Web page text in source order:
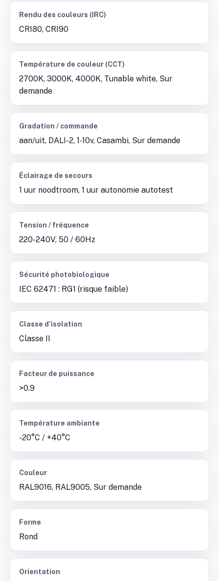
Rendu des couleurs (IRC)
CRI80, CRI90
Température de couleur (CCT)
2700K, 3000K, 4000K, Tunable white, Sur
demande
Gradation / commande
aan/uit, DALI-2, 1-10v, Casambi, Sur demande
Éclairage de secours
1 uur noodtroom, 1 uur autonomie autotest
Tension / fréquence
220-240V, 50 / 60Hz
Sécurité photobiologique
IEC 62471 : RG1 (risque faible)
Classe d'isolation
Classe II
Facteur de puissance
>0.9
Température ambiante
-20°C / +40°C
Couleur
RAL9016, RAL9005, Sur demande
Forme
Rond
Orientation